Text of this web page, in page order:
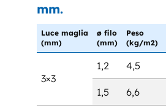
mm.
Luce maglia
(mm)
ø filo
(mm)
Peso
(kg/m2)
3×3
1,2 4,5
1,5 6,6